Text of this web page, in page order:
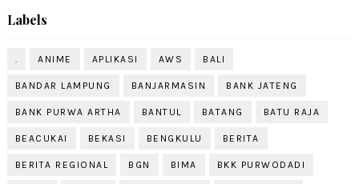
Labels
ANIME APLIKASI AWS BALI
BANDAR LAMPUNG BANJARMASIN BANK JATENG
BANK PURWA ARTHA BANTUL BATANG BATU RAJA
BEACUKAI BEKASI BENGKULU BERITA
BERITA REGIONAL BGN BIMA BKK PURWODADI